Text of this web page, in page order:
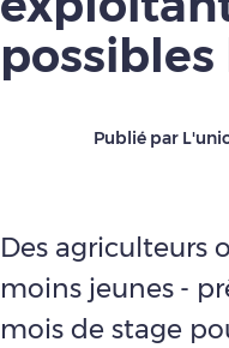
Publié par
Des agriculteurs
moins jeunes -
mois de stage